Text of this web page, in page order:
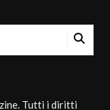
Tutti i diritti